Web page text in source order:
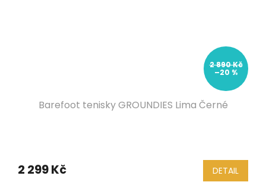
2 890 Kč
–20 %
Barefoot tenisky GROUNDIES Lima Černé
2 299 Kč DETAIL